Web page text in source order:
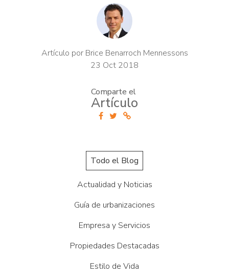
Artículo por Brice Benarroch Mennessons
23 Oct 2018
Comparte el
Artículo
Todo el Blog
Actualidad y Noticias
Guía de urbanizaciones
Empresa y Servicios
Propiedades Destacadas
Estilo de Vida